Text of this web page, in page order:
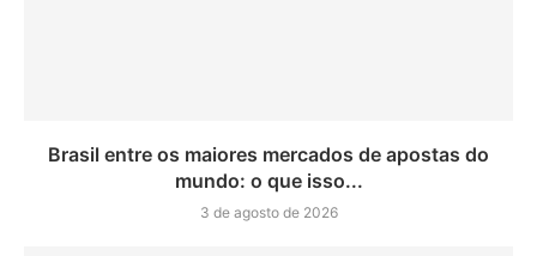
Brasil entre os maiores mercados de apostas do
mundo: o que isso...
3 de agosto de 2026